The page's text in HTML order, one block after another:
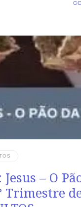
Jo 8.20 A
– Jo 7.16 A
do PaiQuarta – Jo
– O
Trimestre